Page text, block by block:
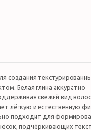
создания
Белая глина аккуратно
свежий вид волос
лёгкую и естественную
подходит для
подчёркивающих